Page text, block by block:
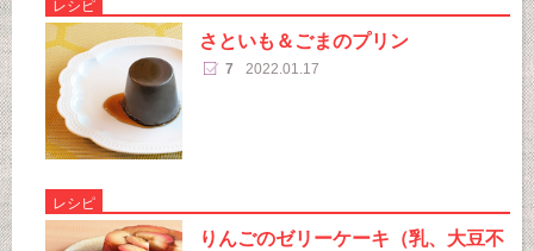
レシピ
さといも＆ごまのプリン
7 2022.01.17
レシピ
りんごのゼリーケーキ（乳、大豆不